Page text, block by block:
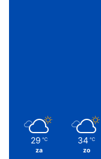
29 ℃
za
34 ℃
zo